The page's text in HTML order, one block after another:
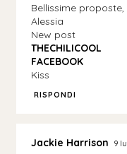
Bellissime
Alessia
New post
THECHILICOOL
FACEBOOK
Kiss
RISPONDI
Jackie Harrison 9